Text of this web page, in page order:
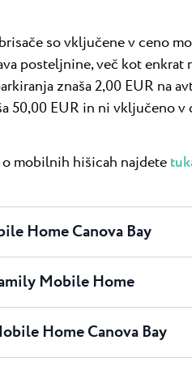
so vključene v ceno
posteljnine, več kot enkrat
znaša 2,00 EUR na
50,00 EUR in ni vključeno v
mobilnih hišicah najdete
Home Canova Bay
Mobile Home
Home Canova Bay